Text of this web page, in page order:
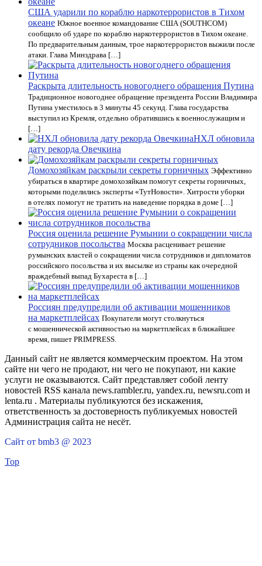
США ударили по кораблю наркотеррористов в Тихом
океане Южное военное командование США (SOUTHCOM)
сообщило об ударе по кораблю наркотеррористов в Тихом океане.
По предварительным данным, трое наркотеррористов выжили после
атаки. Глава Минздрава […]
Раскрыта длительность новогоднего обращения Путина
Традиционное новогоднее обращение президента России Владимира
Путина уместилось в 3 минуты 45 секунд. Глава государства
выступил из Кремля, отдельно обратившись к военнослужащим и
[…]
НХЛ обновила
дату рекорда Овечкина
Домохозяйкам раскрыли секреты горничных Эффективно
убираться в квартире домохозяйкам помогут секреты горничных,
которыми поделились эксперты «ТутНовости». Хитрости уборки
в отелях помогут не тратить на наведение порядка в доме […]
Россия оценила решение Румынии о сокращении числа
сотрудников посольства Москва расценивает решение
румынских властей о сокращении числа сотрудников и дипломатов
российского посольства и их высылке из страны как очередной
враждебный выпад Бухареста в […]
Россиян предупредили об активации мошенников
на маркетплейсах Покупатели могут столкнуться
с мошеннической активностью на маркетплейсах в ближайшее
время, пишет PRIMPRESS.
Данный сайт не является коммерческим проектом. На этом
сайте ни чего не продают, ни чего не покупают, ни какие
услуги не оказываются. Сайт представляет собой ленту
новостей RSS канала news.rambler.ru, yandex.ru, newsru.com и
lenta.ru . Материалы публикуются без искажения,
ответственность за достоверность публикуемых новостей
Администрация сайта не несёт.
Сайт от bmb3 @ 2023
Top